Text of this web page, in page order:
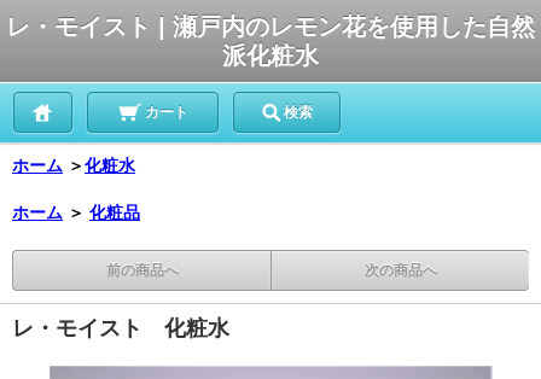
レ・モイスト | 瀬戸内のレモン花を使用した自然
派化粧水
カート 検索
ホーム ＞化粧水
ホーム ＞ 化粧品
前の商品へ 次の商品へ
レ・モイスト 化粧水